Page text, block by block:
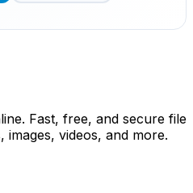
Fast, free, and secure file
videos, and more.